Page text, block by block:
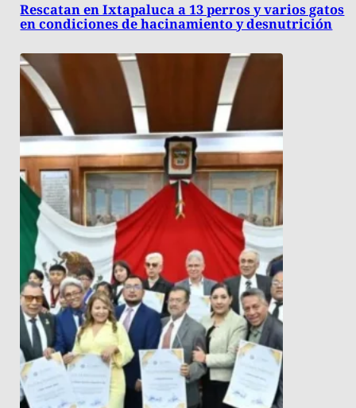
Rescatan en Ixtapaluca a 13 perros y varios gatos
en condiciones de hacinamiento y desnutrición